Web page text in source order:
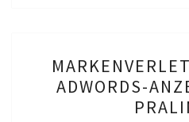
ADWORDS-